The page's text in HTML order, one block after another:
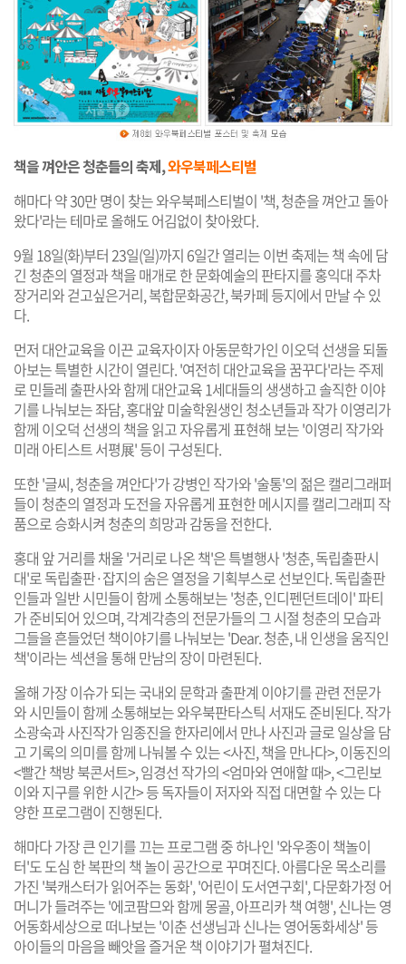
책을 껴안은 청춘들의 축제,와우북페스티벌
해마다 약 30만 명이 찾는 와우북페스티벌이 '책, 청춘을 껴안고 돌아
왔다'라는 테마로 올해도 어김없이 찾아왔다.
9월 18일(화)부터 23일(일)까지 6일간 열리는 이번 축제는 책 속에 담
긴 청춘의 열정과 책을 매개로 한 문화예술의 판타지를 홍익대 주차
장거리와 걷고싶은거리, 복합문화공간, 북카페 등지에서 만날 수 있
다.
먼저 대안교육을 이끈 교육자이자 아동문학가인 이오덕 선생을 되돌
아보는 특별한 시간이 열린다. '여전히 대안교육을 꿈꾸다'라는 주제
로 민들레 출판사와 함께 대안교육 1세대들의 생생하고 솔직한 이야
기를 나눠보는 좌담, 홍대앞 미술학원생인 청소년들과 작가 이영리가
함께 이오덕 선생의 책을 읽고 자유롭게 표현해 보는 '이영리 작가와
미래 아티스트 서평展' 등이 구성된다.
또한 '글씨, 청춘을 껴안다'가 강병인 작가와 '술통'의 젊은 캘리그래퍼
들이 청춘의 열정과 도전을 자유롭게 표현한 메시지를 캘리그래피 작
품으로 승화시켜 청춘의 희망과 감동을 전한다.
홍대 앞 거리를 채울 '거리로 나온 책'은 특별행사 '청춘, 독립출판시
대'로 독립출판·잡지의 숨은 열정을 기획부스로 선보인다. 독립출판
인들과 일반 시민들이 함께 소통해보는 '청춘, 인디펜던트데이' 파티
가 준비되어 있으며, 각계각층의 전문가들의 그 시절 청춘의 모습과
그들을 흔들었던 책이야기를 나눠보는 'Dear. 청춘, 내 인생을 움직인
책'이라는 섹션을 통해 만남의 장이 마련된다.
올해 가장 이슈가 되는 국내외 문학과 출판계 이야기를 관련 전문가
와 시민들이 함께 소통해보는 와우북판타스틱 서재도 준비된다. 작가
소광숙과 사진작가 임종진을 한자리에서 만나 사진과 글로 일상을 담
고 기록의 의미를 함께 나눠볼 수 있는 <사진, 책을 만나다>, 이동진의
<빨간 책방 북콘서트>, 임경선 작가의 <엄마와 연애할 때>, <그린보
이와 지구를 위한 시간> 등 독자들이 저자와 직접 대면할 수 있는 다
양한 프로그램이 진행된다.
해마다 가장 큰 인기를 끄는 프로그램 중 하나인 '와우종이 책놀이
터'도 도심 한 복판의 책 놀이 공간으로 꾸며진다. 아름다운 목소리를
가진 '북캐스터가 읽어주는 동화', '어린이 도서연구회', 다문화가정 어
머니가 들려주는 '에코팜므와 함께 몽골, 아프리카 책 여행', 신나는 영
어동화세상으로 떠나보는 '이춘 선생님과 신나는 영어동화세상' 등
아이들의 마음을 빼앗을 즐거운 책 이야기가 펼쳐진다.